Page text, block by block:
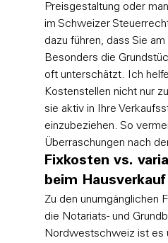
Preisgestaltung oder
im Schweizer
dazu führen, dass Sie
Besonders die
oft unterschätzt. Ich
Kostenstellen nicht nur
sie aktiv in Ihre
einzubeziehen. So
Überraschungen nach
Fixkosten vs.
beim Hausverkauf
Zu den unumgänglichen
die Notariats- und
Nordwestschweiz ist es